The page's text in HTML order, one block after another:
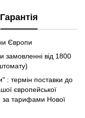
Гарантія
Європи
замовленні від 1800
: термін поставки до
європейської
за тарифами Нової